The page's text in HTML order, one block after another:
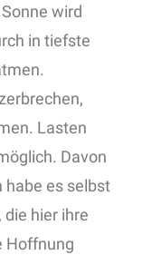
wird
in tiefste
Lasten
Davon
habe es selbst
hier ihre
Hoffnung